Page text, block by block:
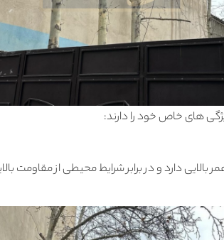
های خاص خود را دارند:
دارد و در برابر شرایط محیطی از مقاومت